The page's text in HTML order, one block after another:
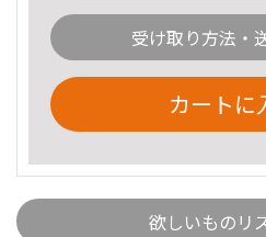
受け取り方法・
カートに
欲しいものリ